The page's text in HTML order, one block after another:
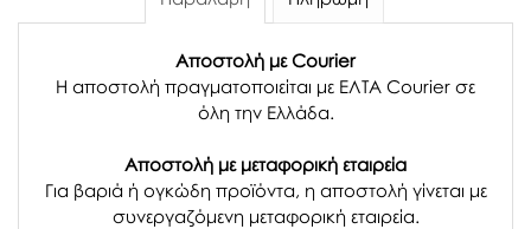
Αποστολή με Courier
Η αποστολή πραγματοποιείται με ΕΛΤΑ Courier σε
όλη την Ελλάδα.
Αποστολή με μεταφορική εταιρεία
Για βαριά ή ογκώδη προϊόντα, η αποστολή γίνεται με
συνεργαζόμενη μεταφορική εταιρεία.